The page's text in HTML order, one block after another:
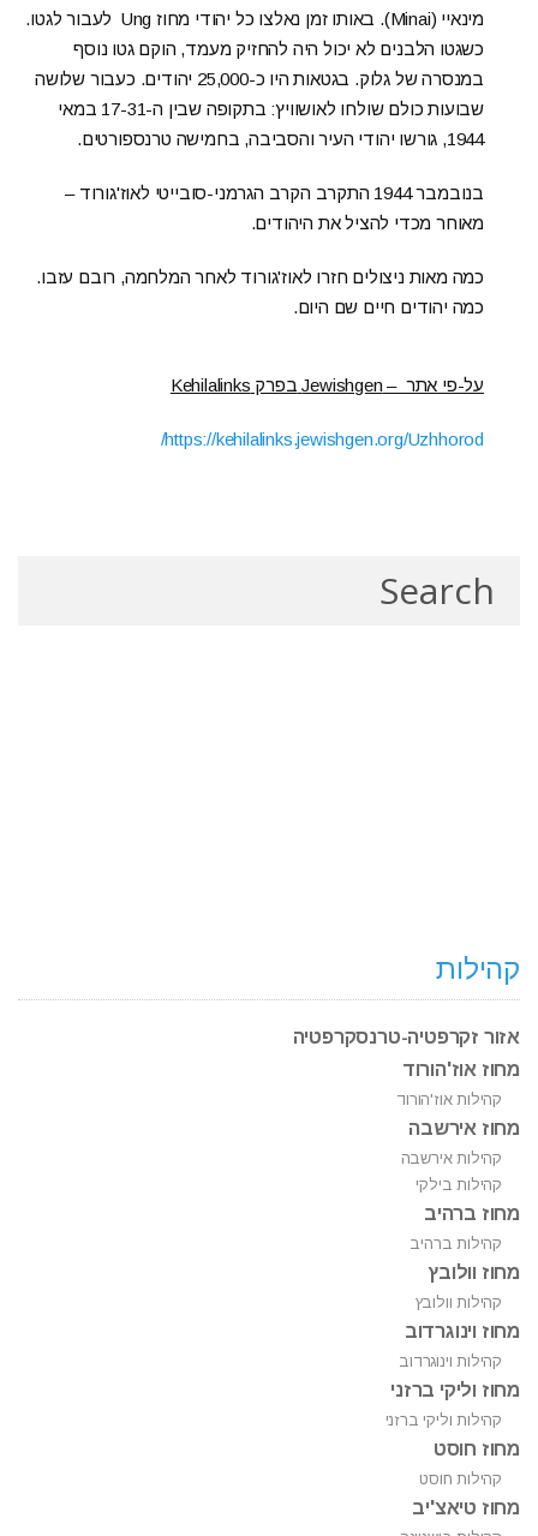
מינאיי (Minai). באותו זמן נאלצו כל יהודי מחוז Ung לעבור לגטו.
כשגטו הלבנים לא יכול היה להחזיק מעמד, הוקם גטו נוסף
במנסרה של גלוק. בגטאות היו כ-25,000 יהודים. כעבור שלושה
שבועות כולם שולחו לאושוויץ: בתקופה שבין ה-17-31 במאי
1944, גורשו יהודי העיר והסביבה, בחמישה טרנספורטים.
בנובמבר 1944 התקרב הקרב הגרמני-סובייטי לאוז'גורוד –
מאוחר מכדי להציל את היהודים.
כמה מאות ניצולים חזרו לאוז'גורוד לאחר המלחמה, רובם עזבו.
כמה יהודים חיים שם היום.
על-פי אתר – Jewishgen בפרק Kehilalinks
https://kehilalinks.jewishgen.org/Uzhhorod/
קהילות
אזור זקרפטיה-טרנסקרפטיה
מחוז אוז'הורוד
קהילות אוז'הורוד
מחוז אירשבה
קהילות אירשבה
קהילות בילקי
מחוז ברהיב
קהילות ברהיב
מחוז וולובץ
קהילות וולובץ
מחוז וינוגרדוב
קהילות וינוגרדוב
מחוז וליקי ברזני
קהילות וליקי ברזני
מחוז חוסט
קהילות חוסט
מחוז טיאצ'יב